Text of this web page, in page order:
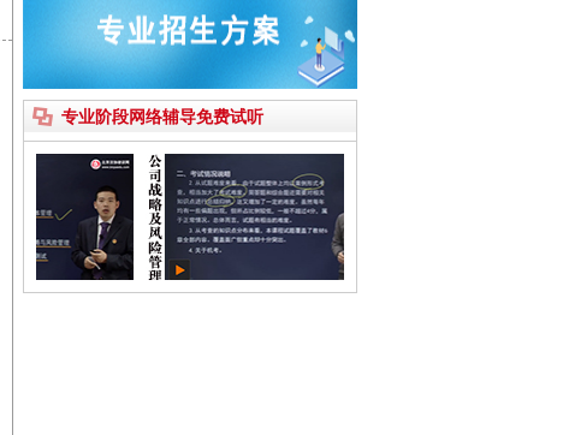
专业阶段网络辅导免费试听